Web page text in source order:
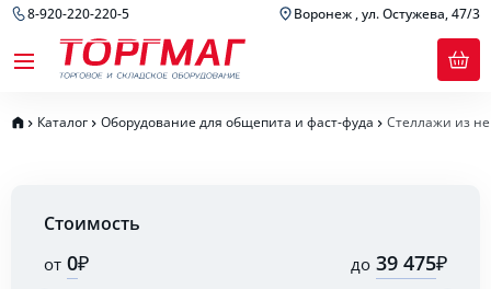
8-920-220-220-5 Воронеж , ул. Остужева, 47/3
Каталог Оборудование для общепита и фаст-фуда Стеллажи из
Стоимость
от ₽ до ₽